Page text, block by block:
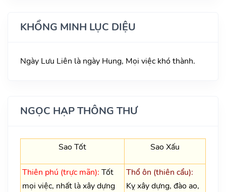
KHỔNG MINH LỤC DIỆU
Ngày Lưu Liên là ngày Hung, Mọi việc khó thành.
NGỌC HẠP THÔNG THƯ
Sao Tốt Sao Xấu
Thiên phú (trực mãn): Tốt
mọi việc, nhất là xây dựng
Thổ ôn (thiên cẩu):
Kỵ xây dựng, đào ao,